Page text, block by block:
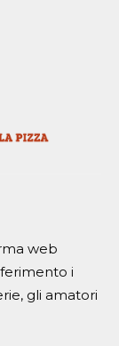
web
i
gli amatori